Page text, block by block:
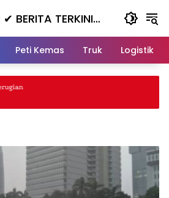
BERITA TERKINI
HARI INI
Peti Kemas Truk Logistik